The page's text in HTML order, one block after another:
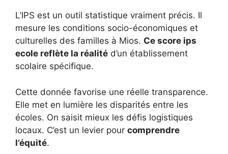
L’IPS est un outil statistique vraiment précis. Il
mesure les conditions socio-économiques et
culturelles des familles à Mios. Ce score ips
ecole reflète la réalité d’un établissement
scolaire spécifique.
Cette donnée favorise une réelle transparence.
Elle met en lumière les disparités entre les
écoles. On saisit mieux les défis logistiques
locaux. C’est un levier pour comprendre
l’équité.